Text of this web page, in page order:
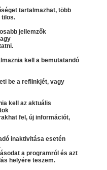
tartalmazhat, több
tilos.
jellemzők
kell a bemutatandó
be a reflinkjét, vagy
kell az aktuális
fel, új információt,
inaktivitása esetén
a programról és azt
helyére teszem.